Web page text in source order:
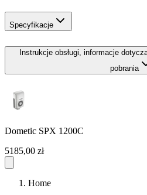
Specyfikacje
Instrukcje obsługi, informacje
pobrania
Dometic SPX 1200C
5185,00 zł
Home